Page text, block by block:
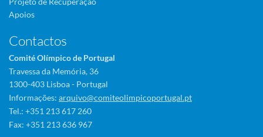
Apoios
Contactos
Comité Olímpico de Portugal
Travessa da Memória, 36
1300-403 Lisboa - Portugal
Informações: arquivo@comiteolimpicoportugal.pt
Tel.: +351 213 617 260
Fax: +351 213 636 967